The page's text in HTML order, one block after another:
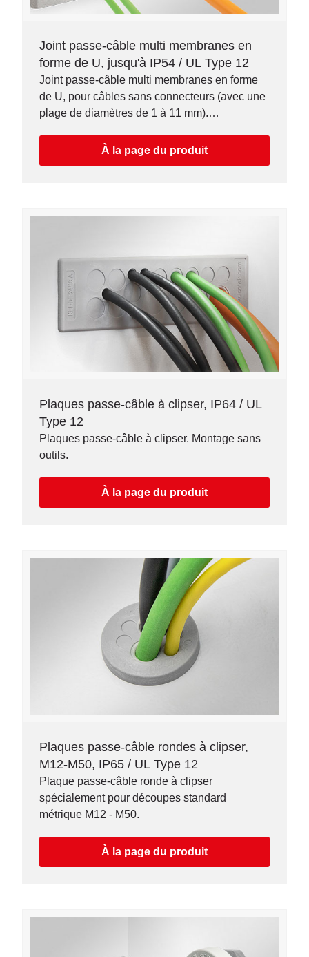
Joint passe-câble multi membranes en
forme de U, jusqu'à IP54 / UL Type 12
Joint passe-câble multi membranes en forme
de U, pour câbles sans connecteurs (avec une
plage de diamètres de 1 à 11 mm).
À la page du produit
Plaques passe-câble à clipser, IP64 / UL
Type 12
Plaques passe-câble à clipser. Montage sans
outils.
À la page du produit
Plaques passe-câble rondes à clipser,
M12-M50, IP65 / UL Type 12
Plaque passe-câble ronde à clipser
spécialement pour découpes standard
métrique M12 - M50.
À la page du produit